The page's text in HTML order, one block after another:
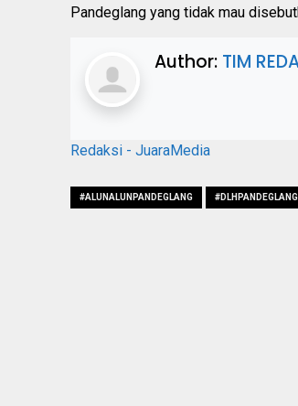
Pandeglang yang tidak mau
Author: TIM
Redaksi - JuaraMedia
#ALUNALUNPANDEGLANG #DLHPANDEGLANG